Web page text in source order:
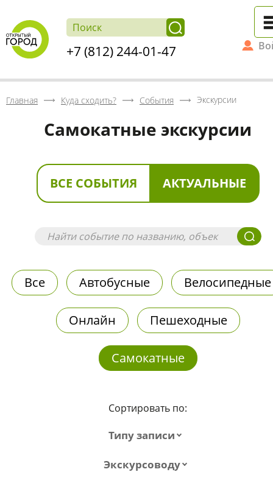
+7 (812) 244-01-47
Главная Куда сходить? События Экскурсии
Самокатные экскурсии
ВСЕ СОБЫТИЯ АКТУАЛЬНЫЕ
Все Автобусные Велосипедные
Онлайн Пешеходные
Самокатные
Сортировать по:
Типу записи
Экскурсоводу